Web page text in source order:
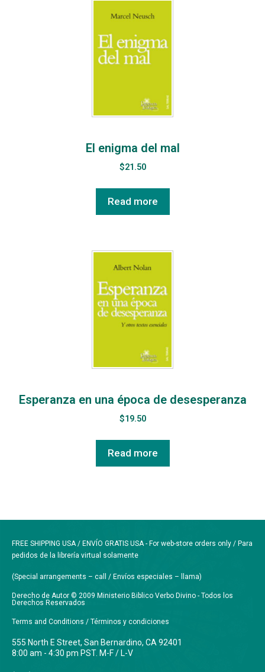
El enigma del mal
$21.50
Read more
Esperanza en una época de desesperanza
$19.50
Read more
FREE SHIPPING USA / ENVÍO GRATIS USA - For web-store orders only / Para
pedidos de la librería virtual solamente
(Special arrangements – call / Envíos especiales – llama)
Derecho de Autor © 2009 Ministerio Biblico Verbo Divino - Todos los
Derechos Reservados
Terms and Conditions / Términos y condiciones
555 North E Street, San Bernardino, CA 92401
8:00 am - 4:30 pm PST. M-F / L-V